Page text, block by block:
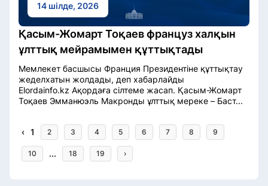
14 шілде, 2026
Қасым-Жомарт Тоқаев француз халқын
ұлттық мейрамымен құттықтады
Мемлекет басшысы Франция Президентіне құттықтау
жеделхатын жолдады, деп хабарлайды
Elordainfo.kz Ақордаға сілтеме жасап. Қасым-Жомарт
Тоқаев Эмманюэль Макронды ұлттық мереке – Баст...
‹ 1 2 3 4 5 6 7 8 9
10 ... 18 19 ›